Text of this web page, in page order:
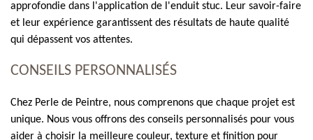
approfondie dans l'application de l'enduit stuc. Leur savoir-faire
et leur expérience garantissent des résultats de haute qualité
qui dépassent vos attentes.
CONSEILS PERSONNALISÉS
Chez Perle de Peintre, nous comprenons que chaque projet est
unique. Nous vous offrons des conseils personnalisés pour vous
aider à choisir la meilleure couleur, texture et finition pour